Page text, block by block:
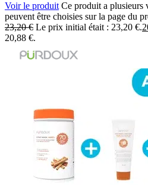
Voir le produit Ce produit a plusieurs
peuvent être choisies sur la page du
23,20€ Le prix initial était : 23,20 €.
20,88 €.